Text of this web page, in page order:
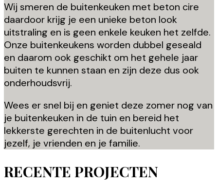
Wij smeren de buitenkeuken met beton cire
daardoor krijg je een unieke beton look
uitstraling en is geen enkele keuken het zelfde.
Onze buitenkeukens worden dubbel geseald
en daarom ook geschikt om het gehele jaar
buiten te kunnen staan en zijn deze dus ook
onderhoudsvrij.
Wees er snel bij en geniet deze zomer nog van
je buitenkeuken in de tuin en bereid het
lekkerste gerechten in de buitenlucht voor
jezelf, je vrienden en je familie.
RECENTE PROJECTEN